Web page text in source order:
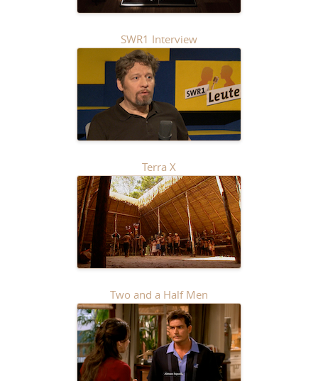
SWR1 Interview
Terra X
Two and a Half Men